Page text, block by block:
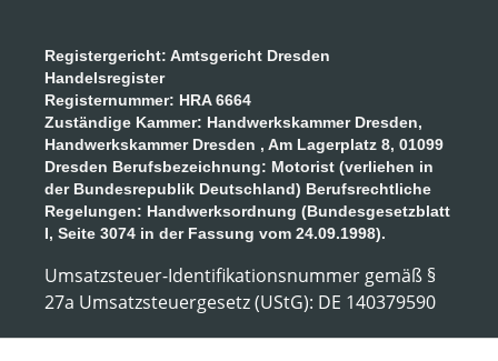
Registergericht: Amtsgericht Dresden
Handelsregister
Registernummer: HRA 6664
Zuständige Kammer: Handwerkskammer Dresden,
Handwerkskammer Dresden , Am Lagerplatz 8, 01099
Dresden Berufsbezeichnung: Motorist (verliehen in
der Bundesrepublik Deutschland) Berufsrechtliche
Regelungen: Handwerksordnung (Bundesgesetzblatt
I, Seite 3074 in der Fassung vom 24.09.1998).
Umsatzsteuer-Identifikationsnummer gemäß §
27a Umsatzsteuergesetz (UStG): DE 140379590